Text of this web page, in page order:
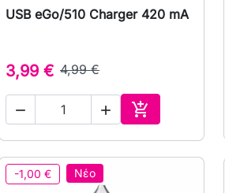
 Γρήγορη προβολή
USB eGo/510 Charger 420 mA
3,99 € 4,99 €
  
Αγορά
-1,00 € Νέο